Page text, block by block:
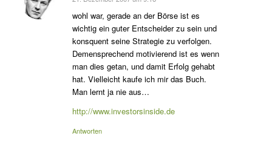
s
agte:
wohl war, gerade an der Börse ist es
wichtig ein guter Entscheider zu sein und
konsquent seine Strategie zu verfolgen.
Demensprechend motivierend ist es wenn
man dies getan, und damit Erfolg gehabt
hat. Vielleicht kaufe ich mir das Buch.
Man lernt ja nie aus…
http://www.investorsinside.de
Antworten